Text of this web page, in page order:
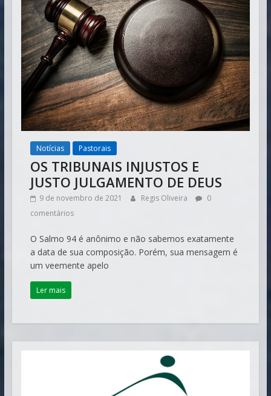
Notícias Pastorais
OS TRIBUNAIS INJUSTOS E
JUSTO JULGAMENTO DE DEUS
9 de novembro de 2021 Regis Oliveira
0
comentários
O Salmo 94 é anônimo e não sabemos exatamente
a data de sua composição. Porém, sua mensagem é
um veemente apelo
Ler mais